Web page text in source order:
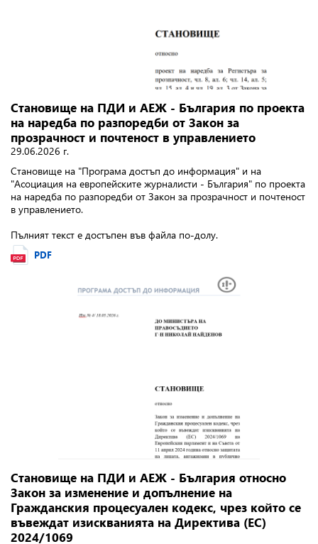
Становище на ПДИ и АЕЖ - България по проекта
на наредба по разпоредби от Закон за
прозрачност и почтеност в управлението
29.06.2026 г.
Становище на "Програма достъп до информация" и на
"Асоциация на европейските журналисти - България" по проекта
на наредба по разпоредби от Закон за прозрачност и почтеност
в управлението.
Пълният текст е достъпен във файла по-долу.
PDF
Становище на ПДИ и АЕЖ - България относно
Закон за изменение и допълнение на
Гражданския процесуален кодекс, чрез който се
въвеждат изискванията на Директива (ЕС)
2024/1069